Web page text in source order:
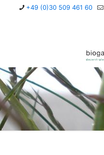
+49 (0)30 509 461 60